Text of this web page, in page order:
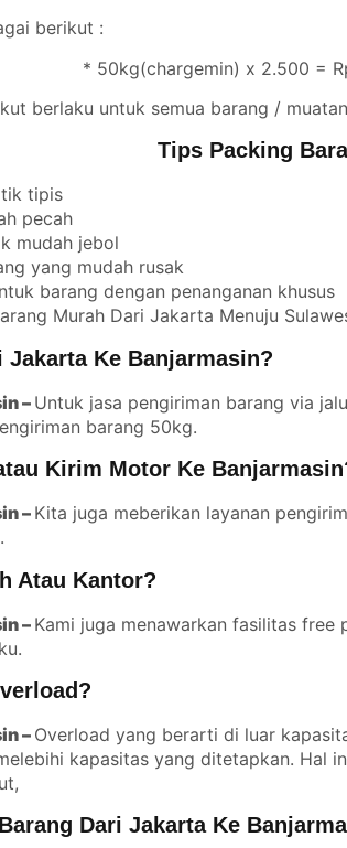
berikut :
* 50kg(chargemin) x 2.500 =
berlaku untuk semua barang /
Tips Packing
tipis
pecah
mudah jebol
yang mudah rusak
barang dengan penanganan khusus
Murah Dari Jakarta Menuju
Ke Banjarmasin?
– Untuk jasa pengiriman barang via
barang 50kg.
Kirim Motor Ke
– Kita juga meberikan layanan
Atau Kantor?
– Kami juga menawarkan fasilitas
– Overload yang berarti di luar
kapasitas yang ditetapkan. Hal
Dari Jakarta Ke